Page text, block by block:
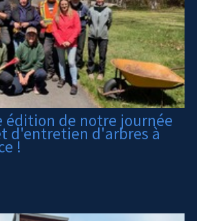
édition de notre journée
d'entretien d'arbres à
!